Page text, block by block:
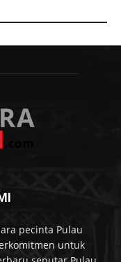
pecinta Pulau
untuk